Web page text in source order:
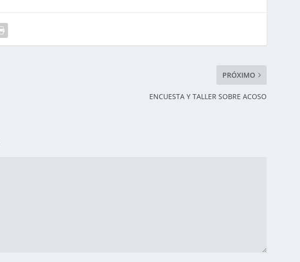
PRÓXIMO
ENCUESTA Y TALLER SOBRE ACOSO